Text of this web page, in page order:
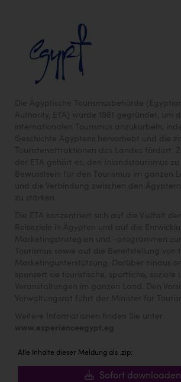
Alle Inhalte dieser Meldung als .zip:
Sofort downloaden